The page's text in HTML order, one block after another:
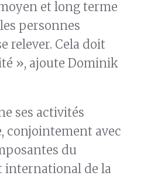
et long terme
personnes
relever. Cela doit
», ajoute Dominik
ses activités
conjointement avec
du
international de la